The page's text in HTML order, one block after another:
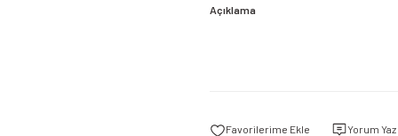
Açıklama
Yorum Yaz